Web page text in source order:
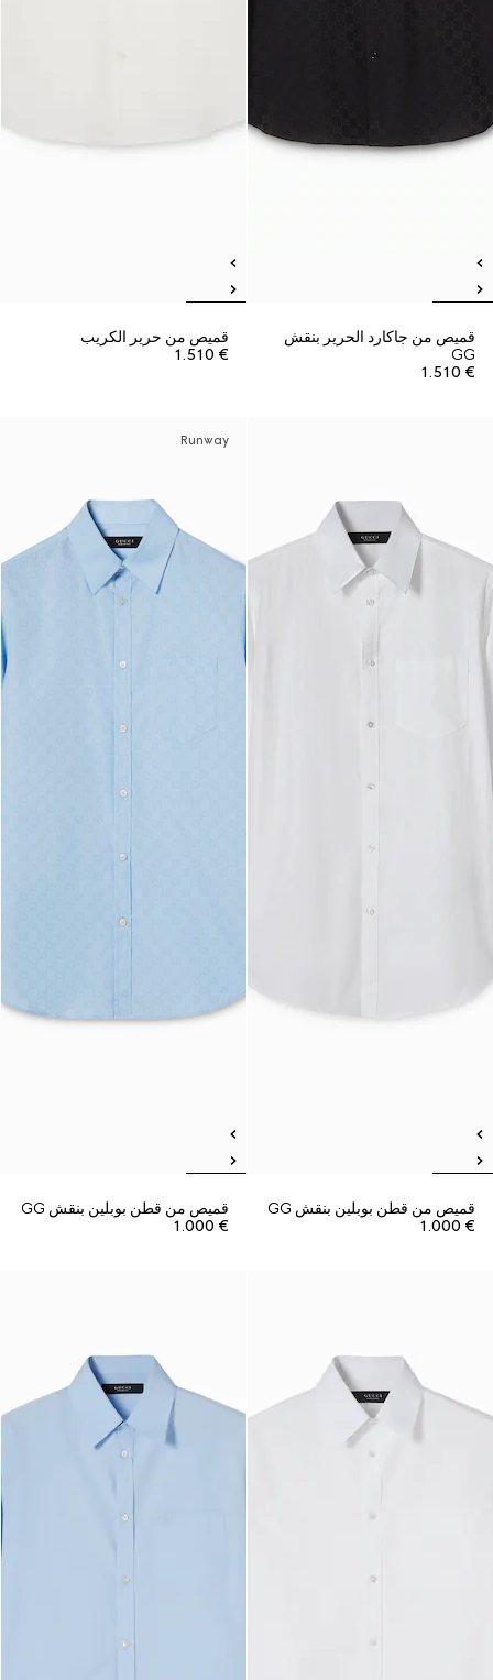
قميص من جاكارد الحرير بنقش
GG
€ 1.510
قميص من حرير الكريب
€ 1.510
قميص من قطن بوبلين بنقش GG
€ 1.000
Runway
قميص من قطن بوبلين بنقش GG
€ 1.000